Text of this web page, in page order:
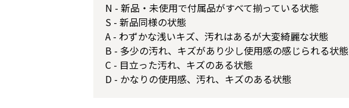
N - 新品・未使用で付属品がすべて揃っている状態
S - 新品同様の状態
A - わずかな浅いキズ、汚れはあるが大変綺麗な状態
B - 多少の汚れ、キズがあり少し使用感の感じられる状態
C - 目立った汚れ、キズのある状態
D - かなりの使用感、汚れ、キズのある状態